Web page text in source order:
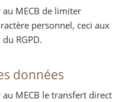
MECB de limiter
personnel, ceci aux
RGPD.
données
MECB le transfert direct